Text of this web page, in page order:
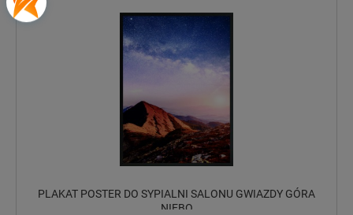
PLAKAT POSTER DO SYPIALNI SALONU GWIAZDY GÓRA
NIEBO